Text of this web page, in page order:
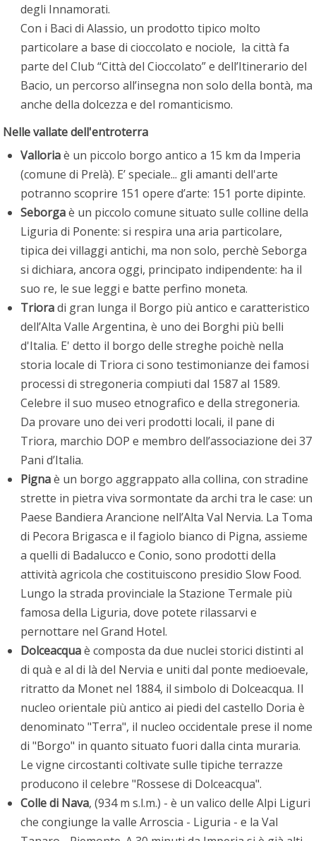
degli Innamorati.
Con i Baci di Alassio, un prodotto tipico molto
particolare a base di cioccolato e nociole, la città fa
parte del Club “Città del Cioccolato” e dell’Itinerario del
Bacio, un percorso all’insegna non solo della bontà, ma
anche della dolcezza e del romanticismo.
Nelle vallate dell'entroterra
Valloriaè un piccolo borgo antico a 15 km da Imperia
(comune di Prelà). E’ speciale... gli amanti dell'arte
potranno scoprire 151 opere d’arte: 151 porte dipinte.
Seborgaè un piccolo comune situato sulle colline della
Liguria di Ponente: si respira una aria particolare,
tipica dei villaggi antichi, ma non solo, perchè Seborga
si dichiara, ancora oggi, principato indipendente: ha il
suo re, le sue leggi e batte perfino moneta.
Trioradi gran lunga il Borgo più antico e caratteristico
dell’Alta Valle Argentina, è uno dei Borghi più belli
d'Italia. E' detto il borgo delle streghe poichè nella
storia locale di Triora ci sono testimonianze dei famosi
processi di stregoneria compiuti dal 1587 al 1589.
Celebre il suo museo etnografico e della stregoneria.
Da provare uno dei veri prodotti locali, il pane di
Triora, marchio DOP e membro dell’associazione dei 37
Pani d’Italia.
Pignaè un borgo aggrappato alla collina, con stradine
strette in pietra viva sormontate da archi tra le case: un
Paese Bandiera Arancione nell’Alta Val Nervia. La Toma
di Pecora Brigasca e il fagiolo bianco di Pigna, assieme
a quelli di Badalucco e Conio, sono prodotti della
attività agricola che costituiscono presidio Slow Food.
Lungo la strada provinciale la Stazione Termale più
famosa della Liguria, dove potete rilassarvi e
pernottare nel Grand Hotel.
Dolceacquaè composta da due nuclei storici distinti al
di quà e al di là del Nervia e uniti dal ponte medioevale,
ritratto da Monet nel 1884, il simbolo di Dolceacqua. Il
nucleo orientale più antico ai piedi del castello Doria è
denominato "Terra", il nucleo occidentale prese il nome
di "Borgo" in quanto situato fuori dalla cinta muraria.
Le vigne circostanti coltivate sulle tipiche terrazze
producono il celebre "Rossese di Dolceacqua".
Colle di Nava, (934 m s.l.m.) - è un valico delle Alpi Liguri
che congiunge la valle Arroscia - Liguria - e la Val